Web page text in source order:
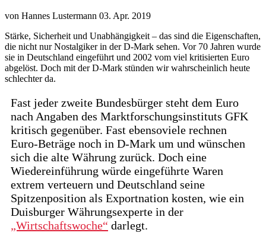
von Hannes Lustermann 03. Apr. 2019
Stärke, Sicherheit und Unabhängigkeit – das sind die Eigenschaften,
die nicht nur Nostalgiker in der D-Mark sehen. Vor 70 Jahren wurde
sie in Deutschland eingeführt und 2002 vom viel kritisierten Euro
abgelöst. Doch mit der D-Mark stünden wir wahrscheinlich heute
schlechter da.
Fast jeder zweite Bundesbürger steht dem Euro
nach Angaben des Marktforschungsinstituts GFK
kritisch gegenüber. Fast ebensoviele rechnen
Euro-Beträge noch in D-Mark um und wünschen
sich die alte Währung zurück. Doch eine
Wiedereinführung würde eingeführte Waren
extrem verteuern und Deutschland seine
Spitzenposition als Exportnation kosten, wie ein
Duisburger Währungsexperte in der
„Wirtschaftswoche“ darlegt.